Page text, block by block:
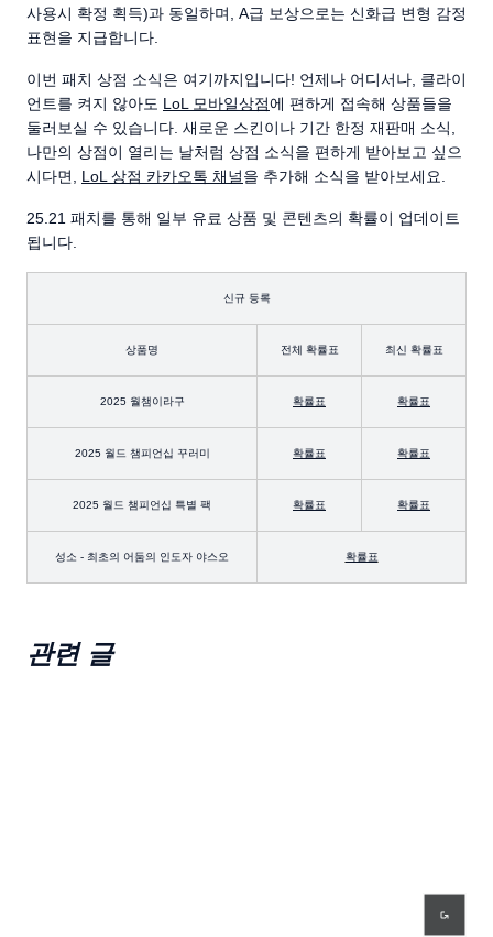
사용시 확정 획득)과 동일하며, A급 보상으로는 신화급 변형 감정
표현을 지급합니다.
이번 패치 상점 소식은 여기까지입니다! 언제나 어디서나, 클라이
언트를 켜지 않아도 LoL 모바일상점에 편하게 접속해 상품들을
둘러보실 수 있습니다. 새로운 스킨이나 기간 한정 재판매 소식,
나만의 상점이 열리는 날처럼 상점 소식을 편하게 받아보고 싶으
시다면, LoL 상점 카카오톡 채널을 추가해 소식을 받아보세요.
25.21 패치를 통해 일부 유료 상품 및 콘텐츠의 확률이 업데이트
됩니다.
신규 등록
상품명 전체 확률표 최신 확률표
2025 월챔이라구 확률표 확률표
2025 월드 챔피언십 꾸러미 확률표 확률표
2025 월드 챔피언십 특별 팩 확률표 확률표
성소 - 최초의 어둠의 인도자 야스오 확률표
관련 글